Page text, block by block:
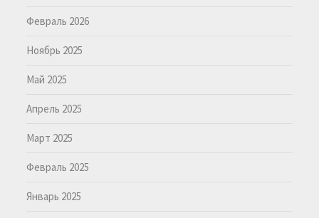
Февраль 2026
Ноябрь 2025
Май 2025
Апрель 2025
Март 2025
Февраль 2025
Январь 2025